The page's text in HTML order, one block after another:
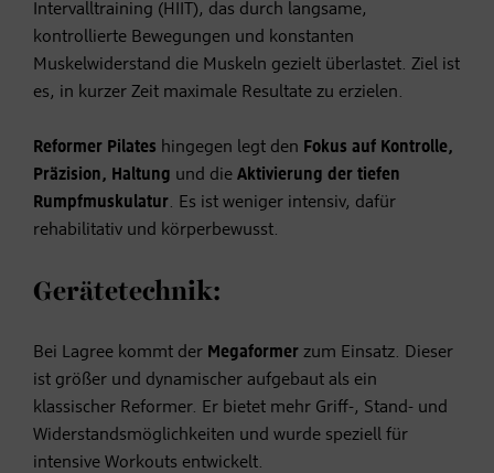
Intervalltraining (HIIT), das durch langsame,
kontrollierte Bewegungen und konstanten
Muskelwiderstand die Muskeln gezielt überlastet. Ziel ist
es, in kurzer Zeit maximale Resultate zu erzielen.
Reformer Pilates hingegen legt den Fokus auf Kontrolle,
Präzision, Haltung und die Aktivierung der tiefen
Rumpfmuskulatur. Es ist weniger intensiv, dafür
rehabilitativ und körperbewusst.
Gerätetechnik:
Bei Lagree kommt der Megaformer zum Einsatz. Dieser
ist größer und dynamischer aufgebaut als ein
klassischer Reformer. Er bietet mehr Griff-, Stand- und
Widerstandsmöglichkeiten und wurde speziell für
intensive Workouts entwickelt.